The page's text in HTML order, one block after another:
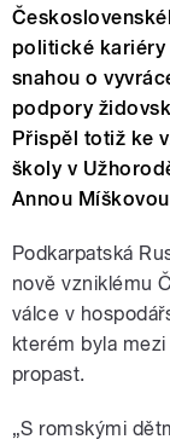
politické kariéry
snahou o
podpory
Přispěl totiž ke
školy v
Annou
Podkarpatská
nově vzniklému
válce v
kterém byla
propast.
„S romskými